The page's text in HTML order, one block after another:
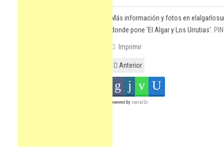
Más información y fotos en
donde pone ‘El Algar y Los Urrutias’.
Imprimir
Anterior
powered by social2s